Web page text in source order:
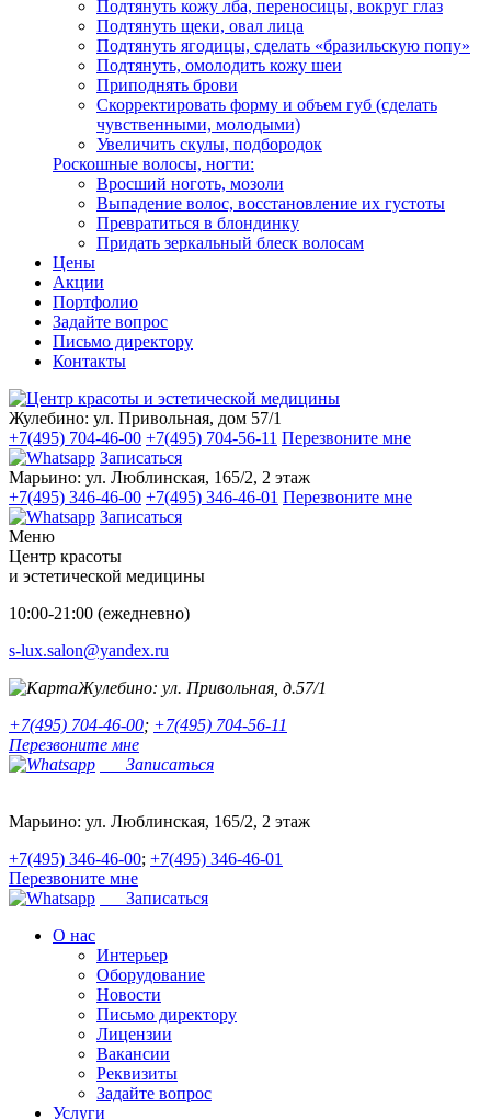
Подтянуть кожу лба, переносицы, вокруг глаз
Подтянуть щеки, овал лица
Подтянуть ягодицы, сделать «бразильскую попу»
Подтянуть, омолодить кожу шеи
Приподнять брови
Скорректировать форму и объем губ (сделать
чувственными, молодыми)
Увеличить скулы, подбородок
Роскошные волосы, ногти:
Вросший ноготь, мозоли
Выпадение волос, восстановление их густоты
Превратиться в блондинку
Придать зеркальный блеск волосам
Цены
Акции
Портфолио
Задайте вопрос
Письмо директору
Контакты
Жулебино: ул. Привольная, дом 57/1
+7(495) 704-46-00 +7(495) 704-56-11 Перезвоните мне
Записаться
Марьино: ул. Люблинская, 165/2, 2 этаж
+7(495) 346-46-00 +7(495) 346-46-01 Перезвоните мне
Записаться
Меню
Центр красоты
и эстетической медицины
10:00-21:00 (ежедневно)
s-lux.salon@yandex.ru
Жулебино: ул. Привольная, д.57/1
+7(495) 704-46-00; +7(495) 704-56-11
Перезвоните мне
Записаться
Марьино: ул. Люблинская, 165/2, 2 этаж
+7(495) 346-46-00; +7(495) 346-46-01
Перезвоните мне
Записаться
О нас
Интерьер
Оборудование
Новости
Письмо директору
Лицензии
Вакансии
Реквизиты
Задайте вопрос
Услуги